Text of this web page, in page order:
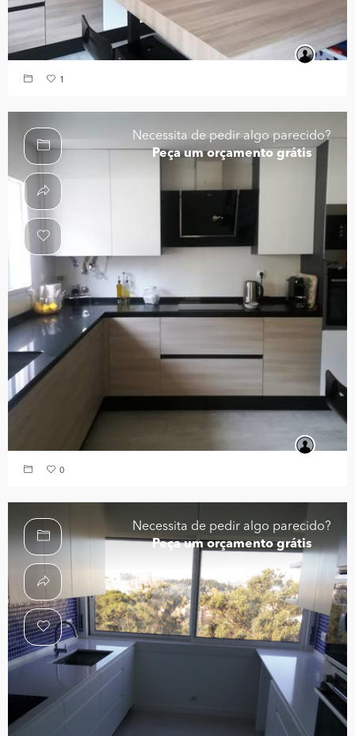
1
Necessita de pedir algo parecido?
Peça um orçamento grátis
0
Necessita de pedir algo parecido?
Peça um orçamento grátis